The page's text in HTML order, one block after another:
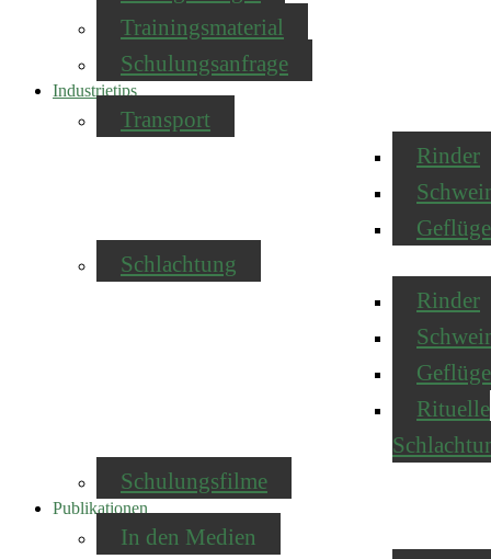
Trainingsmaterial
Schulungsanfrage
Industrietips
Transport
Rinder
Schlachtung
Rinder
Rituelle
Schulungsfilme
Publikationen
In den Medien